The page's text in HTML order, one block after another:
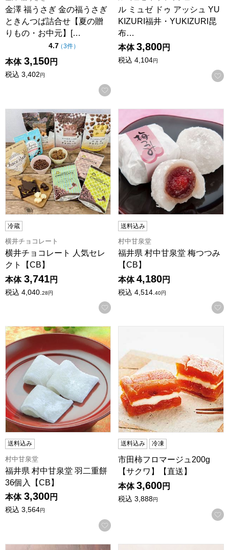
金澤 福うさぎ 金の福うさぎ
ときんつば詰合せ【夏の贈
りもの・お中元】[…
4.7点（5点満点中）
（3件の評価
）
本体 3,150円
税込 3,402円
お気に入りに登録する
ル ミュゼ ドゥ アッシュ YU
KIZURI福井・YUKIZURI昆
布…
本体 3,800円
税込 4,104円
横井チョコレート 人気セレクト【CB】
冷蔵
横井チョコレート
横井チョコレート 人気セレ
クト【CB】
本体 3,741円
税込 4,040.28円
お気に入りに登録する
福井県 村中甘泉堂 梅つつみ
送料込み
村中甘泉堂
福井県 村中甘泉堂 梅つつみ
【CB】
本体 4,180円
税込 4,514. 40円
福井県 村中甘泉堂 羽二重餅 36個入【CB】
送料込み
村中甘泉堂
福井県 村中甘泉堂 羽二重餅
36個入【CB】
本体 3,300円
税込 3,564円
お気に入りに登録する
送料込み 冷凍
市田柿フロマージュ200g
【サクワ】【直送】
本体 3,600円
税込 3,888円